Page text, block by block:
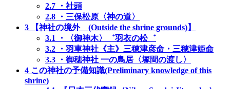
2.7 ・社頭
2.8 ・三保松原〈神の道〉
3 【神社の境外 (Outside the shrine grounds)】
3.1
・〈御神木〉゛羽衣の松゛
3.2 ・羽車神社《主》三穂津彦命・三穂津姫命
3.3 ・御穂神社 一の鳥居〈塚間の渡し〉
4 この神社の予備知識(Preliminary knowledge of this
shrine)